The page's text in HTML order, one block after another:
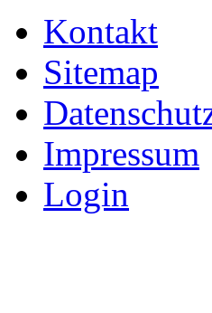
Kontakt
Sitemap
Impressum
Login